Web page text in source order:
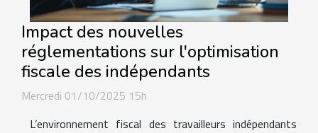
Impact des nouvelles
réglementations sur l'optimisation
fiscale des indépendants
Mercredi 01/10/2025 15h
L’environnement fiscal des travailleurs indépendants